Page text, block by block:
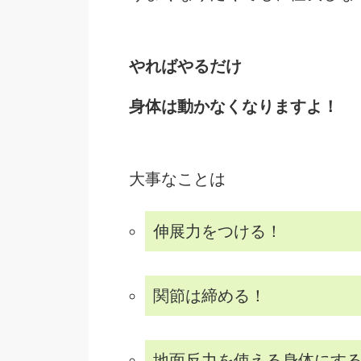
やればやるだけ
身体は動かなくなりますよ！
大事なことは
伸展力をつける！
関節は締める！